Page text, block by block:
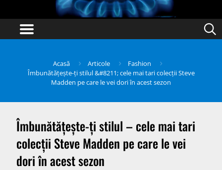
Acasă Articole
Fashion
Îmbunătățește-ți stilul &#8211; cele mai tari colecții Steve
Madden pe care le vei dori în acest sezon
Îmbunătățește-ți stilul – cele mai tari
colecții Steve Madden pe care le vei
dori în acest sezon